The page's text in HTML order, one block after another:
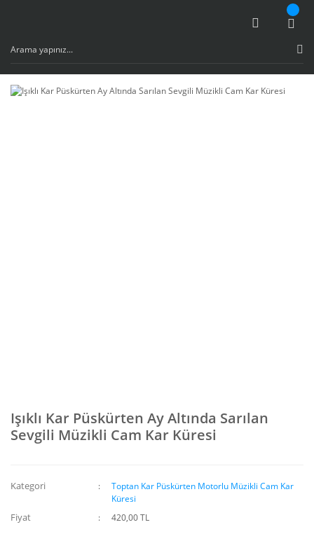
Işıklı Kar Püskürten Ay Altında Sarılan
Sevgili Müzikli Cam Kar Küresi
Kategori
Toptan Kar Püskürten Motorlu Müzikli Cam Kar
Küresi
Fiyat 420,00 TL